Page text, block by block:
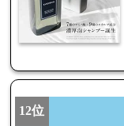
12位